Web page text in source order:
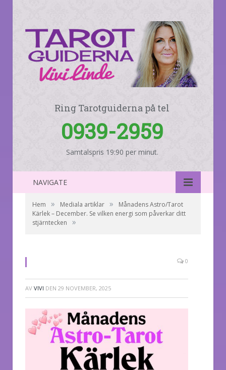
Ring Tarotguiderna på tel
0939-2959
Samtalspris 19:90 per minut.
NAVIGATE
Hem » Mediala artiklar »
Månadens Astro/Tarot
Kärlek – December. Se vilken energi som påverkar ditt
stjärntecken
»
0
AV VIVI DEN 29 NOVEMBER, 2025